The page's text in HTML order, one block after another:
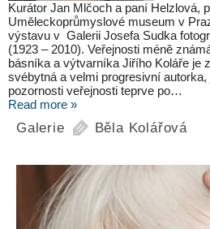
Kurátor Jan Mlčoch a paní Helzlová,
Uměleckoprůmyslové museum v
výstavu v Galerii Josefa Sudka
(1923 – 2010). Veřejnosti méně
básníka a výtvarníka Jiřího Koláře je
svébytná a velmi progresivní
pozornosti veřejnosti teprve po…
Read more »
Galerie Běla Kolářová